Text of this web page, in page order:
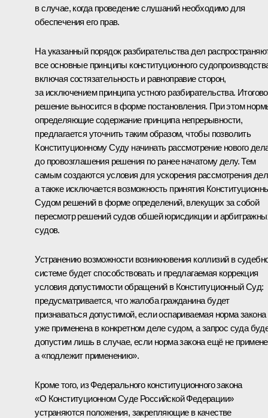
в случае, когда проведение слушаний необходимо для
обеспечения его прав.
На указанный порядок разбирательства дел
все основные принципы конституционного
включая состязательность и равноправие сторон,
за исключением принципа устного разбирательства.
решение выносится в форме постановления. При этом
определяющие содержание принципа непрерывности,
предлагается уточнить таким образом, чтобы позволить
Конституционному Суду начинать рассмотрение нового
до провозглашения решения по ранее начатому делу. Тем
самым создаются условия для ускорения рассмотрения
а также исключается возможность принятия
Судом решений в форме определений, влекущих за собой
пересмотр решений судов обшей юрисдикции и
судов.
Устранению возможности возникновения коллизий в
системе будет способствовать и предлагаемая коррекция
условия допустимости обращений в Конституционный Суд:
предусматривается, что жалоба гражданина будет
признаваться допустимой, если оспариваемая норма закона
уже применена в конкретном деле судом, а запрос суда
допустим лишь в случае, если норма закона ещё не
а «подлежит применению».
Кроме того, из Федерального конституционного закона
«О Конституционном Суде Российской Федерации»
устраняются положения, закрепляющие в качестве